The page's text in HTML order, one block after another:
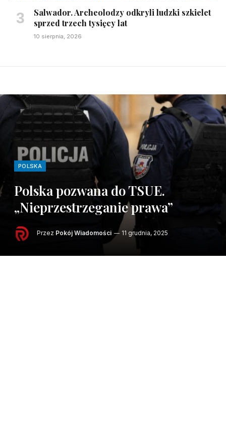
Salwador. Archeolodzy odkryli ludzki szkielet
sprzed trzech tysięcy lat
10 sierpnia, 2026
POLSKA
Polska pozwana do TSUE.
„Nieprzestrzeganie prawa”
Przez Pokój Wiadomości 11 grudnia, 2025